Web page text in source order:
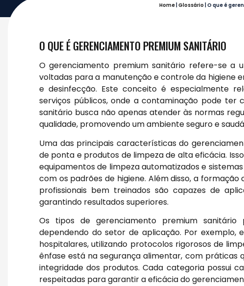
Home| Glossário O que é
O QUE É GERENCIAMENTO PREMIUM SANITÁRIO
O gerenciamento premium sanitário refere-se a
voltadas para a manutenção e controle da higiene
e desinfecção. Este conceito é especialmente
serviços públicos, onde a contaminação pode ter
sanitário busca não apenas atender às normas
qualidade, promovendo um ambiente seguro e
Uma das principais características do
de ponta e produtos de limpeza de alta eficácia.
equipamentos de limpeza automatizados e
com os padrões de higiene. Além disso, a
profissionais bem treinados são capazes de
garantindo resultados superiores.
Os tipos de gerenciamento premium sanitário
dependendo do setor de aplicação. Por
hospitalares, utilizando protocolos rigorosos de
ênfase está na segurança alimentar, com
integridade dos produtos. Cada categoria possui
respeitadas para garantir a eficácia do